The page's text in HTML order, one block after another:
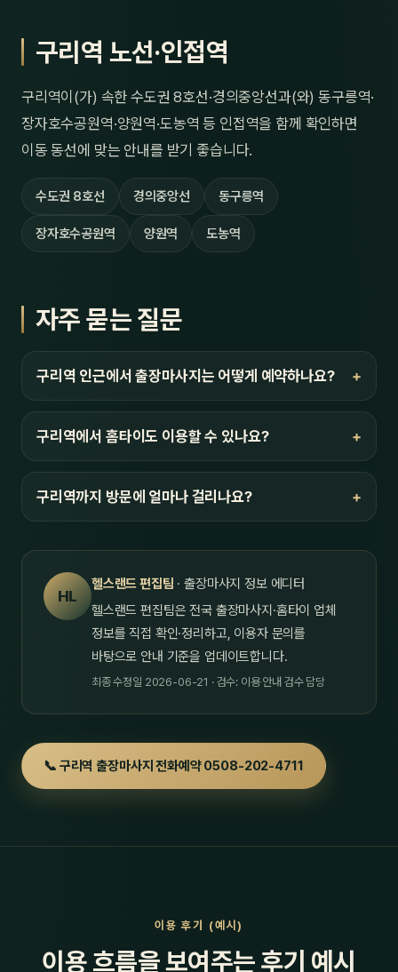
구리역 노선·인접역
구리역이(가) 속한 수도권 8호선·경의중앙선과(와) 동구릉역·
장자호수공원역·양원역·도농역 등 인접역을 함께 확인하면
이동 동선에 맞는 안내를 받기 좋습니다.
수도권 8호선 경의중앙선 동구릉역
장자호수공원역 양원역 도농역
자주 묻는 질문
구리역 인근에서 출장마사지는 어떻게 예약하나요?
구리역에서 홈타이도 이용할 수 있나요?
구리역까지 방문에 얼마나 걸리나요?
HL
헬스랜드 편집팀 · 출장마사지 정보 에디터
헬스랜드 편집팀은 전국 출장마사지·홈타이 업체
정보를 직접 확인·정리하고, 이용자 문의를
바탕으로 안내 기준을 업데이트합니다.
최종 수정일 2026-06-21 · 검수: 이용 안내 검수 담당
📞 구리역 출장마사지 전화예약 0508-202-4711
이용 후기 (예시)
이용 흐름을 보여주는 후기 예시